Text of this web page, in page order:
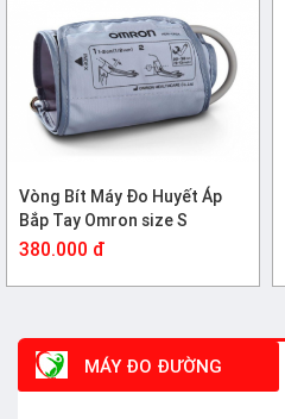
Vòng Bít Máy Đo Huyết Áp
Bắp Tay Omron size S
380.000 đ
MÁY ĐO ĐƯỜNG